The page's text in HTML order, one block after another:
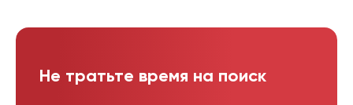
Не тратьте время на поиск